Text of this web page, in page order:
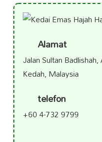
Alamat
Jalan Sultan
Kedah, Malaysia
telefon
+60 4-732 9799